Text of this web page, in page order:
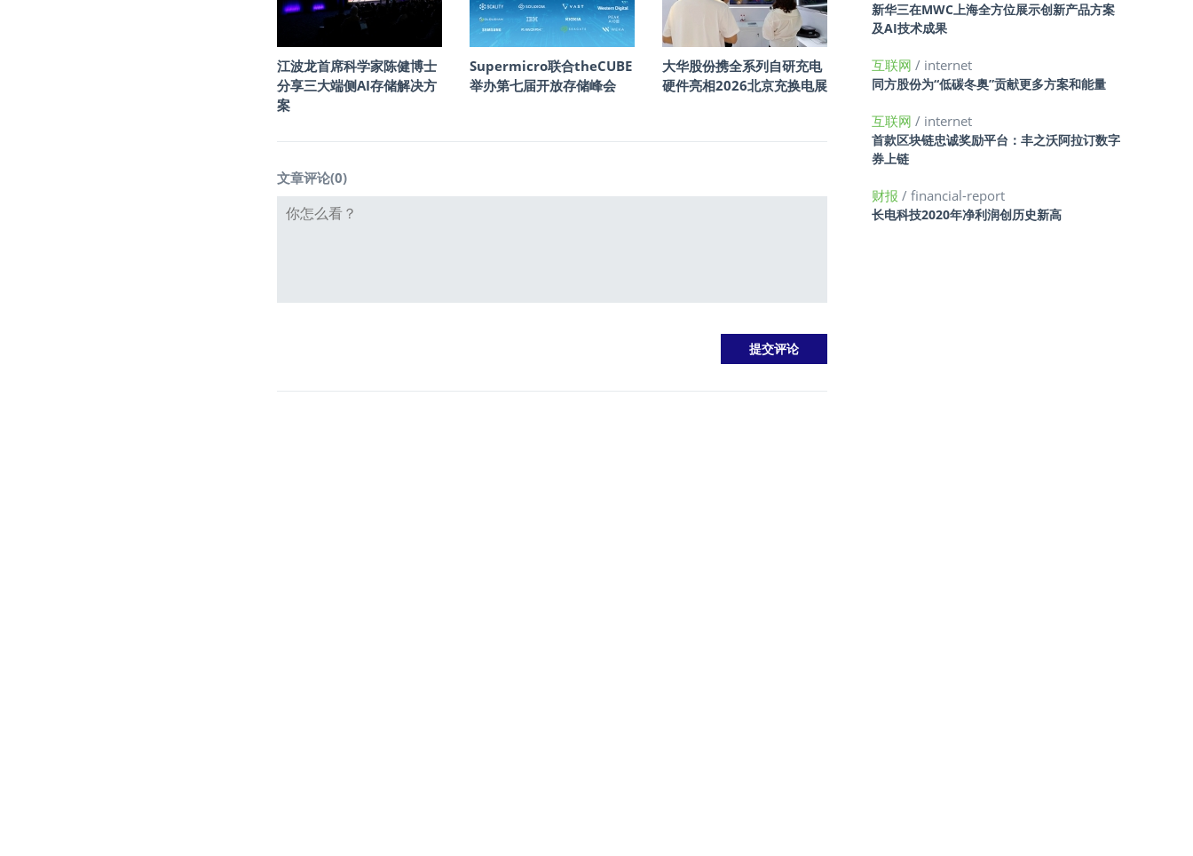
江波龙首席科学家陈健博士
分享三大端侧AI存储解决方
案
Supermicro联合theCUBE
举办第七届开放存储峰会
大华股份携全系列自研充电
硬件亮相2026北京充换电展
文章评论(0)
新华三在MWC上海全方位展示创新产品方案
及AI技术成果
互联网 / internet
同方股份为“低碳冬奥”贡献更多方案和能量
互联网 / internet
首款区块链忠诚奖励平台：丰之沃阿拉订数字
券上链
财报 / financial-report
长电科技2020年净利润创历史新高